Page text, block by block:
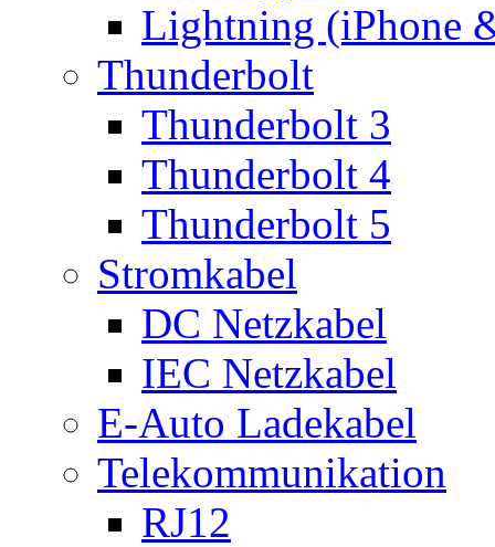
Lightning (iPhone
Thunderbolt
Thunderbolt 3
Thunderbolt 4
Thunderbolt 5
Stromkabel
DC Netzkabel
IEC Netzkabel
E-Auto Ladekabel
Telekommunikation
RJ12